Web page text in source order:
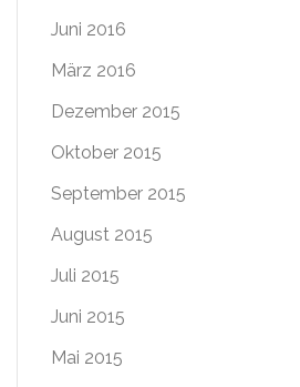
Juni 2016
März 2016
Dezember 2015
Oktober 2015
September 2015
August 2015
Juli 2015
Juni 2015
Mai 2015